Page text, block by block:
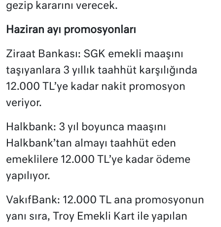
gezip kararını verecek.
Haziran ayı promosyonları
Ziraat Bankası: SGK emekli maaşını
taşıyanlara 3 yıllık taahhüt karşılığında
12.000 TL’ye kadar nakit promosyon
veriyor.
Halkbank: 3 yıl boyunca maaşını
Halkbank’tan almayı taahhüt eden
emeklilere 12.000 TL’ye kadar ödeme
yapılıyor.
VakıfBank: 12.000 TL ana promosyonun
yanı sıra, Troy Emekli Kart ile yapılan